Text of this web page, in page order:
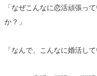
「なぜこんなに恋活頑張っ
か？」
「なんで、こんなに婚活し